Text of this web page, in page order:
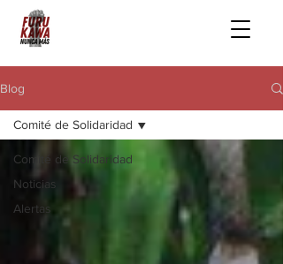
Blog
Comité de Solidaridad
Noticias
Alertas
Comité de Solidaridad